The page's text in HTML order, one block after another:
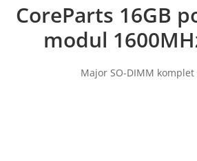
CoreParts 16GB
modul
Major SO-DIMM komplet